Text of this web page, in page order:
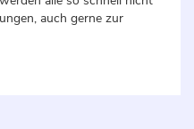
auch gerne zur